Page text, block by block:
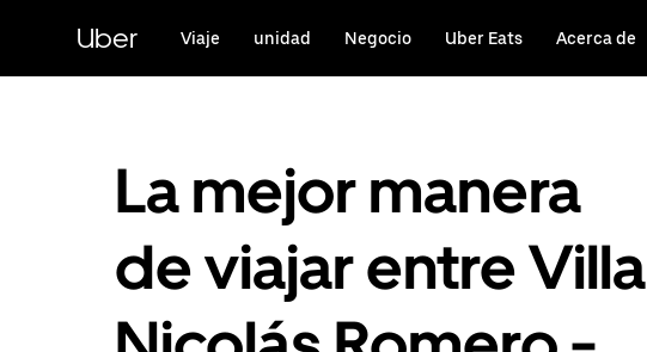
contenido
principal
Uber Viaje unidad Negocio Uber Eats Acerca de
La mejor manera
de viajar entre Villa